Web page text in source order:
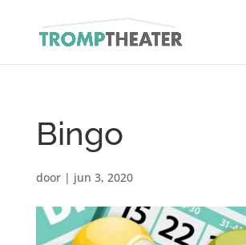
Bingo
door | jun 3, 2020